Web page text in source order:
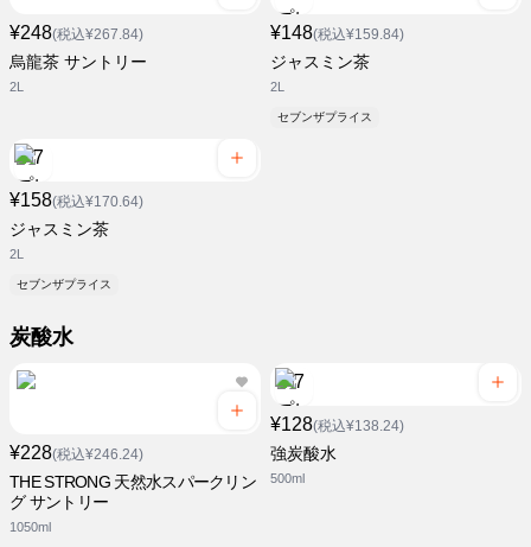
¥248(税込¥267.84)
烏龍茶 サントリー
2L
¥148(税込¥159.84)
ジャスミン茶
2L
セブンザプライス
¥158(税込¥170.64)
ジャスミン茶
2L
セブンザプライス
炭酸水
¥228(税込¥246.24)
THE STRONG 天然水スパークリン
グ サントリー
1050ml
¥128(税込¥138.24)
強炭酸水
500ml